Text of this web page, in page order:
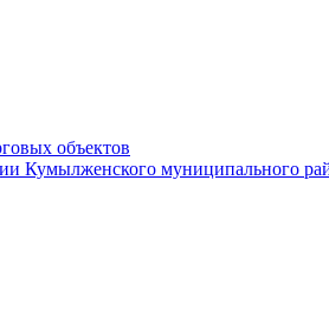
объектов
Кумылженского муниципального